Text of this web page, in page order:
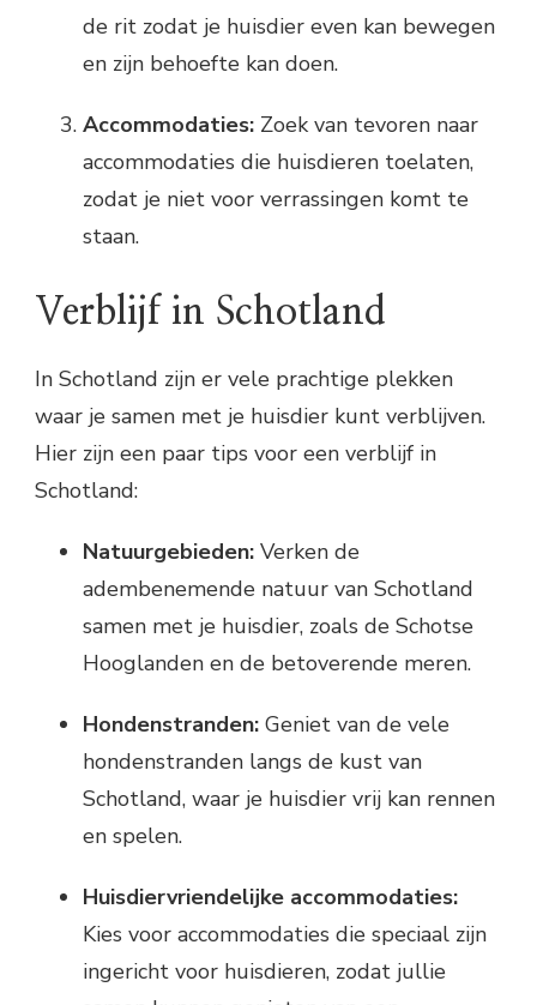
de rit zodat je huisdier even kan bewegen
en zijn behoefte kan doen.
Accommodaties: Zoek van tevoren naar
accommodaties die huisdieren toelaten,
zodat je niet voor verrassingen komt te
staan.
Verblijf in Schotland
In Schotland zijn er vele prachtige plekken
waar je samen met je huisdier kunt verblijven.
Hier zijn een paar tips voor een verblijf in
Schotland:
Natuurgebieden: Verken de
adembenemende natuur van Schotland
samen met je huisdier, zoals de Schotse
Hooglanden en de betoverende meren.
Hondenstranden: Geniet van de vele
hondenstranden langs de kust van
Schotland, waar je huisdier vrij kan rennen
en spelen.
Huisdiervriendelijke accommodaties:
Kies voor accommodaties die speciaal zijn
ingericht voor huisdieren, zodat jullie